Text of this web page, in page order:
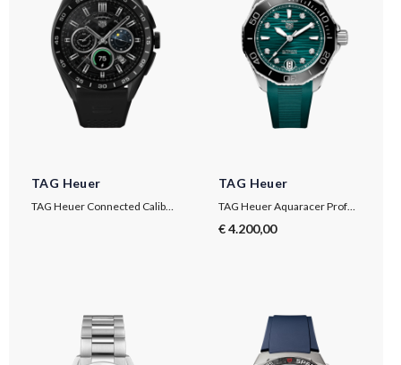
TAG Heuer
TAG Heuer Connected Calibre E4
TAG Heuer
TAG Heuer Aquaracer Professional 300 Date
€ 4.200,00